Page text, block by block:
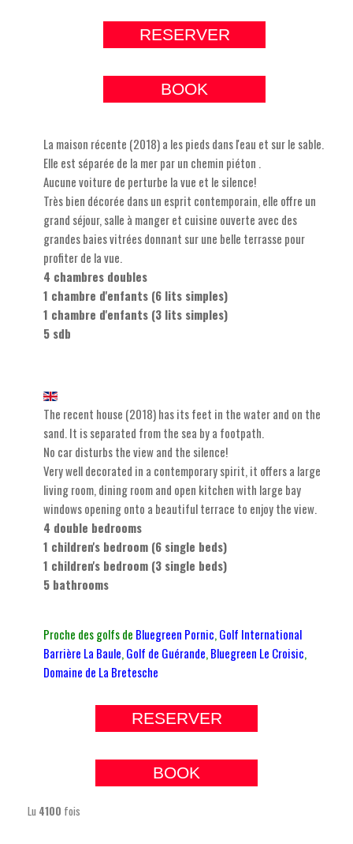
RESERVER
BOOK
La maison récente (2018) a les pieds dans l'eau et sur le sable.
Elle est séparée de la mer par un chemin piéton .
Aucune voiture de perturbe la vue et le silence!
Très bien décorée dans un esprit contemporain, elle offre un
grand séjour, salle à manger et cuisine ouverte avec des
grandes baies vitrées donnant sur une belle terrasse pour
profiter de la vue.
4 chambres doubles
1 chambre d'enfants (6 lits simples)
1 chambre d'enfants (3 lits simples)
5 sdb
The recent house (2018) has its feet in the water and on the
sand. It is separated from the sea by a footpath.
No car disturbs the view and the silence!
Very well decorated in a contemporary spirit, it offers a large
living room, dining room and open kitchen with large bay
windows opening onto a beautiful terrace to enjoy the view.
4 double bedrooms
1 children's bedroom (6 single beds)
1 children's bedroom (3 single beds)
5 bathrooms
Proche des golfs de Bluegreen Pornic,Golf International
Barrière La Baule,Golf de Guérande,Bluegreen Le Croisic,
Domaine de La Bretesche
RESERVER
BOOK
Lu 4100 fois